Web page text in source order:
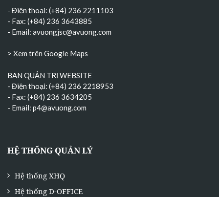
- Điện thoại: (+84) 236 2211103
- Fax: (+84) 236 3643885
- Email: avuongjsc@avuong.com
> Xem trên Google Maps
BAN QUẢN TRỊ WEBSITE
- Điện thoại: (+84) 236 2218953
- Fax: (+84) 236 3634205
- Email: p4@avuong.com
HỆ THỐNG QUẢN LÝ
Hệ thống XHQ
Hệ thống D-OFFICE